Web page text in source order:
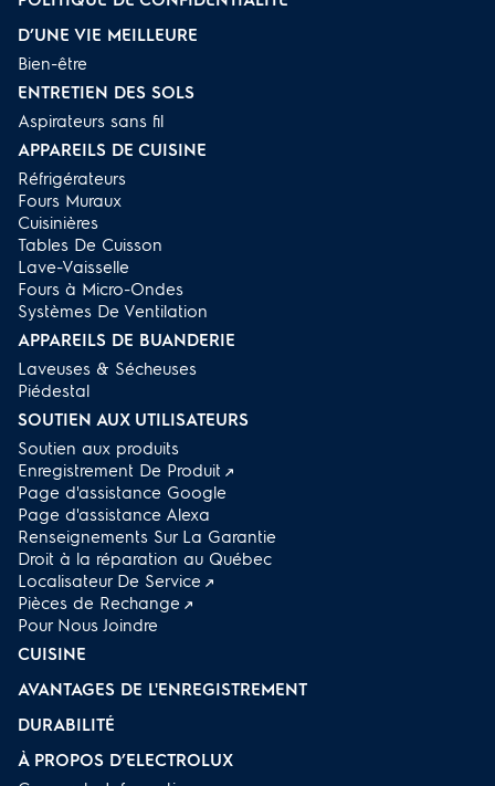
D’UNE VIE MEILLEURE
Bien-être
ENTRETIEN DES SOLS
Aspirateurs sans fil
APPAREILS DE CUISINE
Réfrigérateurs
Fours Muraux
Cuisinières
Tables De Cuisson
Lave-Vaisselle
Fours à Micro-Ondes
Systèmes De Ventilation
APPAREILS DE BUANDERIE
Laveuses & Sécheuses
Piédestal
SOUTIEN AUX UTILISATEURS
Soutien aux produits
Enregistrement De Produit
Page d'assistance Google
Page d'assistance Alexa
Renseignements Sur La Garantie
Droit à la réparation au Québec
Localisateur De Service
Pièces de Rechange
Pour Nous Joindre
CUISINE
AVANTAGES DE L'ENREGISTREMENT
DURABILITÉ
À PROPOS D’ELECTROLUX